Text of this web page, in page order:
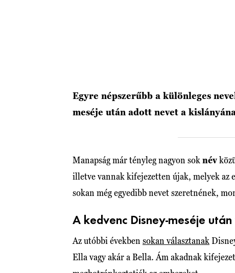
Egyre népszerűbb a különleges
meséje után adott nevet a
Manapság már tényleg nagyon soknév
illetve vannak kifejezetten újak, melyek az
sokan még egyedibb nevet szeretnének,
A kedvenc Disney-meséje
Az utóbbi években sokan választanak
Ella vagy akár a Bella. Ám akadnak